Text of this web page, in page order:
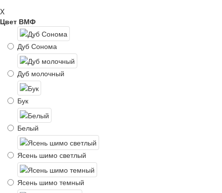
X
Цвет ВМФ
Дуб Сонома
Дуб молочный
Бук
Белый
Ясень шимо светлый
Ясень шимо темный